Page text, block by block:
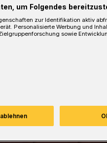
um Folgendes
zur Identifikation aktiv
Personalisierte Werbung und
sowie